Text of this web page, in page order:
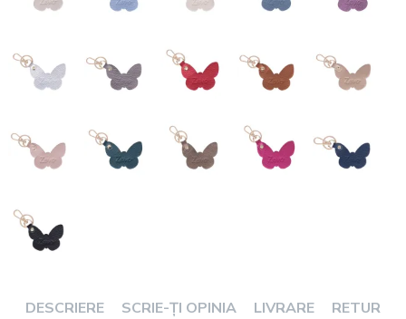
DESCRIERE SCRIE-ȚI OPINIA LIVRARE RETUR